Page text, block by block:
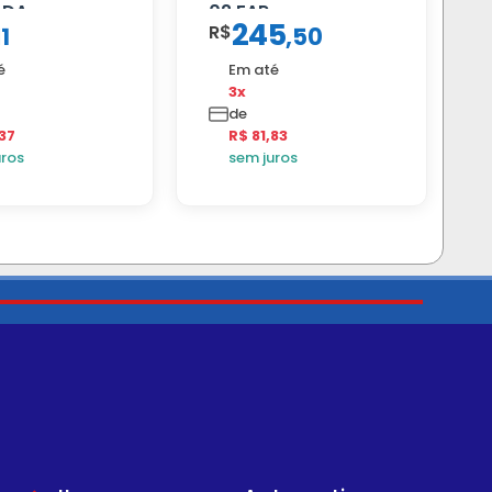
02 FAR
R$245,50
Em até
3x
de
R$ 81,83
sem juros